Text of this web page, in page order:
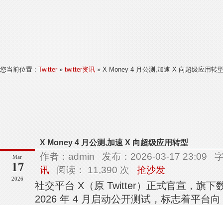
您当前位置 : Twitter» twitter资讯 » X Money 4 月公测,加速 X 向超级应用转
Mar
17
2026
X Money 4 月公测,加速 X 向超级应用转型
作者：admin 发布：2026-03-17 23:09
讯 阅读： 11,390 次 抢沙发
社交平台 X（原 Twitter）正式官宣，旗下
2026 年 4 月启动公开测试，标志着平台